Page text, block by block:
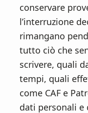
t
e
b
a
r
conservare
l’interruzione
rimangano
tutto ciò che
scrivere, quali
tempi, quali
come CAF e
dati personali e